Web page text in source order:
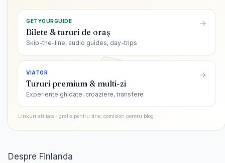
GETYOURGUIDE
Bilete & tururi de oraș
Skip-the-line, audio guides, day-trips
VIATOR
Tururi premium & multi-zi
Experiențe ghidate, croaziere, transfere
Linkuri afiliate · gratis pentru tine, comision pentru blog
Despre Finlanda